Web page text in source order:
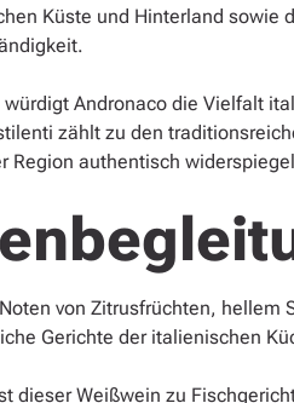
Küste und Hinterland sowie
Andronaco die Vielfalt
zählt zu den
Region authentisch
von Zitrusfrüchten,
Gerichte der italienischen
dieser Weißwein zu